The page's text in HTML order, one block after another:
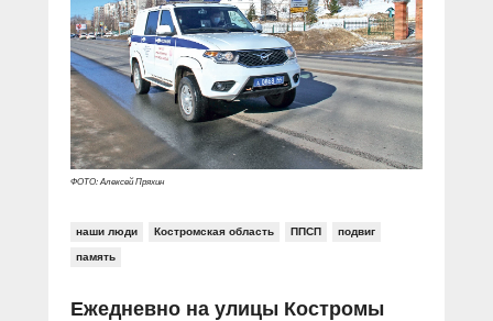
Социальные ролики
Документальные фильмы
Прямой разговор
В знании сила
Специальный репортаж
КиберПОСТОВОЙ
Газета «Щит и меч»
Журнал «Полиция России»
О ПОРТАЛЕ
Контакты
Вакансии
ФОТО: Алексей Пряхин
наши люди Костромская область ППСП подвиг
память
Ежедневно на улицы Костромы